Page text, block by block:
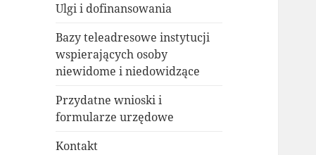
Ulgi i dofinansowania
Bazy teleadresowe instytucji
wspierających osoby
niewidome i niedowidzące
Przydatne wnioski i
formularze urzędowe
Kontakt